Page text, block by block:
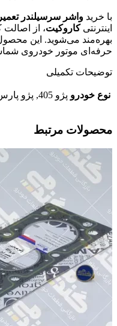
با خرید واشر سرسیلندر
اینترنتیکاروکیت، از اصالت
بهره‌مند می‌شوید. این
حرفه‌ای موتور خودروی
توضیحات تکمیلی
نوع خودرو پژو 405, پژو پارس, سمند
محصولات مرتبط